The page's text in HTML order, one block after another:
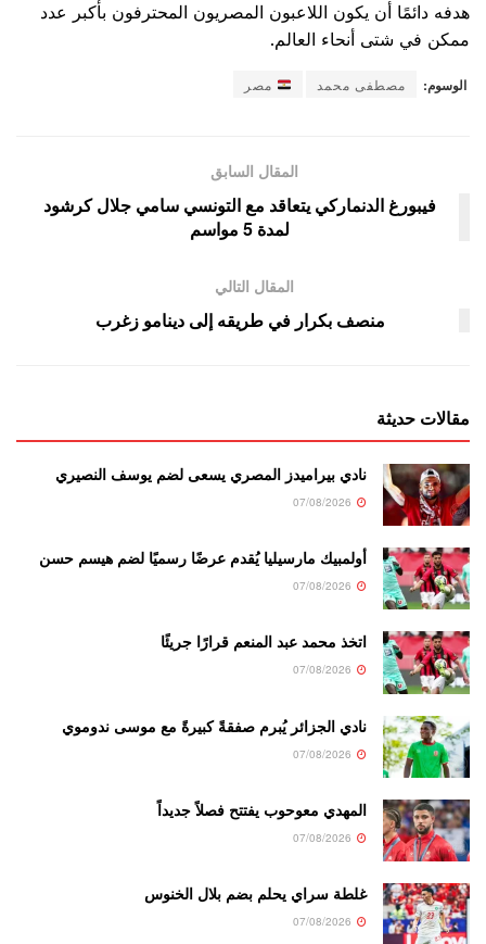
هدفه دائمًا أن يكون اللاعبون المصريون المحترفون بأكبر عدد
ممكن في شتى أنحاء العالم.
الوسوم: مصطفى محمد مصر
المقال السابق
فيبورغ الدنماركي يتعاقد مع التونسي سامي جلال كرشود
لمدة 5 مواسم
المقال التالي
منصف بكرار في طريقه إلى دينامو زغرب
مقالات حديثة
نادي بيراميدز المصري يسعى لضم يوسف النصيري
أولمبيك مارسيليا يُقدم عرضًا رسميًا لضم هيسم حسن
اتخذ محمد عبد المنعم قرارًا جريئًا
نادي الجزائر يُبرم صفقةً كبيرةً مع موسى ندوموي
المهدي معوحوب يفتتح فصلاً جديداً
غلطة سراي يحلم بضم بلال الخنوس